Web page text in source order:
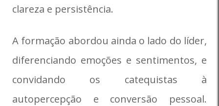
clareza e persistência.
A formação abordou ainda o lado do líder,
diferenciando emoções e sentimentos, e
convidando os catequistas à
autopercepção e conversão pessoal.